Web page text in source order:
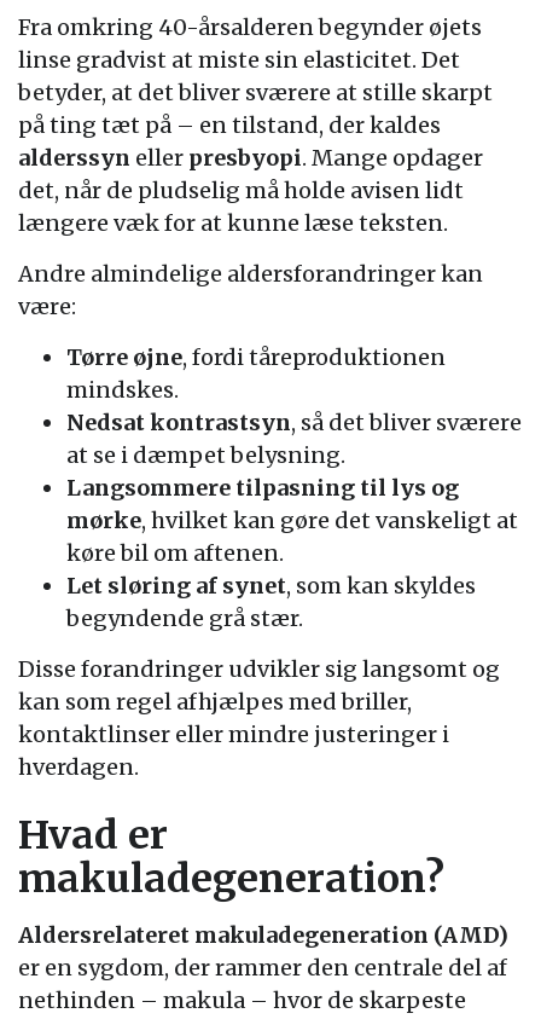
Fra omkring 40-årsalderen begynder øjets
linse gradvist at miste sin elasticitet. Det
betyder, at det bliver sværere at stille skarpt
på ting tæt på – en tilstand, der kaldes
alderssyn eller presbyopi. Mange opdager
det, når de pludselig må holde avisen lidt
længere væk for at kunne læse teksten.
Andre almindelige aldersforandringer kan
være:
Tørre øjne, fordi tåreproduktionen
mindskes.
Nedsat kontrastsyn, så det bliver sværere
at se i dæmpet belysning.
Langsommere tilpasning til lys og
mørke, hvilket kan gøre det vanskeligt at
køre bil om aftenen.
Let sløring af synet, som kan skyldes
begyndende grå stær.
Disse forandringer udvikler sig langsomt og
kan som regel afhjælpes med briller,
kontaktlinser eller mindre justeringer i
hverdagen.
Hvad er
makuladegeneration?
Aldersrelateret makuladegeneration (AMD)
er en sygdom, der rammer den centrale del af
nethinden – makula – hvor de skarpeste